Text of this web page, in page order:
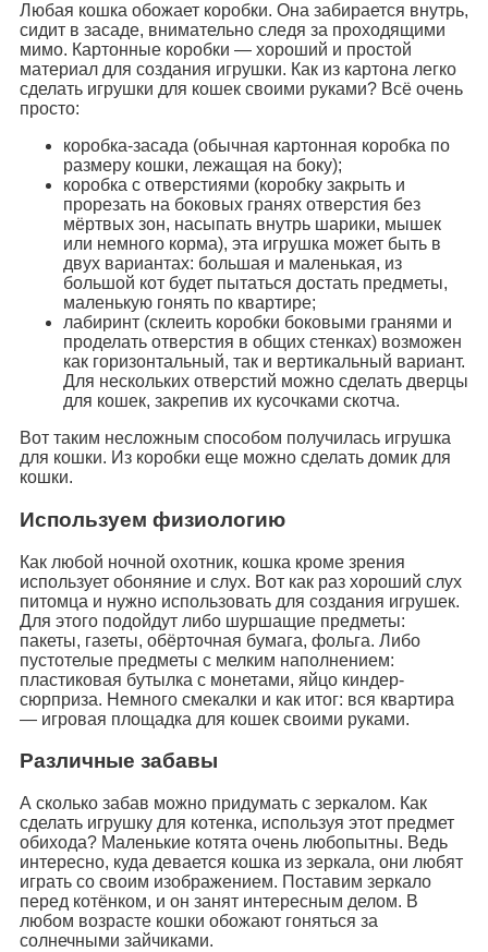
Любая кошка обожает коробки. Она забирается внутрь,
сидит в засаде, внимательно следя за проходящими
мимо. Картонные коробки — хороший и простой
материал для создания игрушки. Как из картона легко
сделать игрушки для кошек своими руками? Всё очень
просто:
коробка-засада (обычная картонная коробка по
размеру кошки, лежащая на боку);
коробка с отверстиями (коробку закрыть и
прорезать на боковых гранях отверстия без
мёртвых зон, насыпать внутрь шарики, мышек
или немного корма), эта игрушка может быть в
двух вариантах: большая и маленькая, из
большой кот будет пытаться достать предметы,
маленькую гонять по квартире;
лабиринт (склеить коробки боковыми гранями и
проделать отверстия в общих стенках) возможен
как горизонтальный, так и вертикальный вариант.
Для нескольких отверстий можно сделать дверцы
для кошек, закрепив их кусочками скотча.
Вот таким несложным способом получилась игрушка
для кошки. Из коробки еще можно сделать домик для
кошки.
Используем физиологию
Как любой ночной охотник, кошка кроме зрения
использует обоняние и слух. Вот как раз хороший слух
питомца и нужно использовать для создания игрушек.
Для этого подойдут либо шуршащие предметы:
пакеты, газеты, обёрточная бумага, фольга. Либо
пустотелые предметы с мелким наполнением:
пластиковая бутылка с монетами, яйцо киндер-
сюрприза. Немного смекалки и как итог: вся квартира
— игровая площадка для кошек своими руками.
Различные забавы
А сколько забав можно придумать с зеркалом. Как
сделать игрушку для котенка, используя этот предмет
обихода? Маленькие котята очень любопытны. Ведь
интересно, куда девается кошка из зеркала, они любят
играть со своим изображением. Поставим зеркало
перед котёнком, и он занят интересным делом. В
любом возрасте кошки обожают гоняться за
солнечными зайчиками.